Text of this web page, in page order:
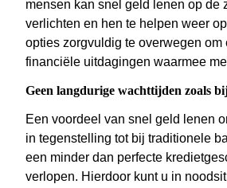
mensen kan snel geld lenen op
verlichten en hen te helpen weer
opties zorgvuldig te overwegen
financiële uitdagingen waarmee
Geen langdurige wachttijden zoals
Een voordeel van snel geld lenen
in tegenstelling tot bij traditionele
een minder dan perfecte
verlopen. Hierdoor kunt u in